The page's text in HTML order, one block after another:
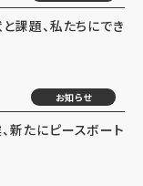
課題、私たちにでき
お知らせ
新たにピースボート